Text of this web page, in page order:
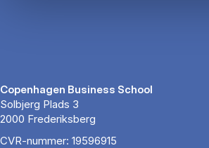
Copenhagen Business School
Solbjerg Plads 3
2000 Frederiksberg
CVR-nummer: 19596915